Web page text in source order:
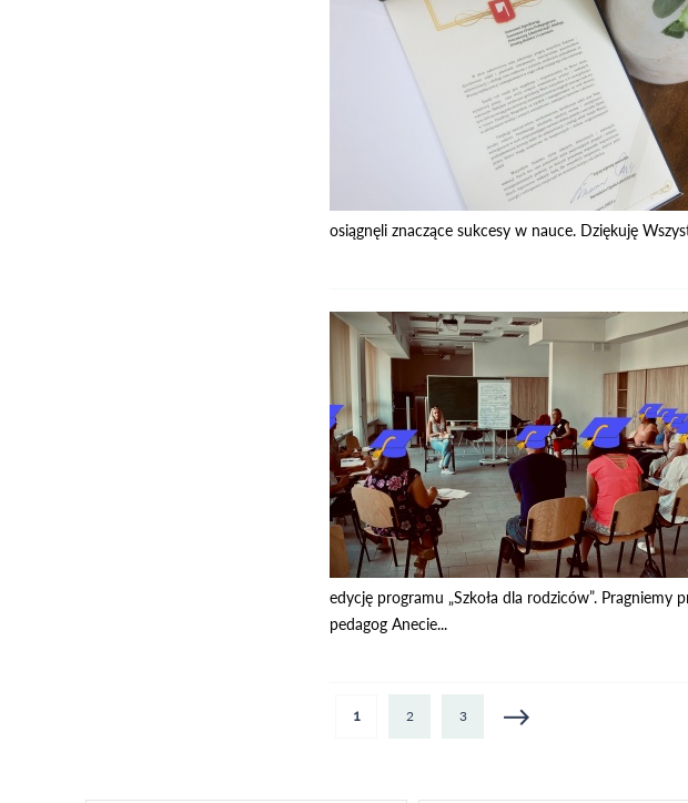
osiągnęli znaczące sukcesy w nauce. Dziękuję
edycję programu „Szkoła dla rodziców”.
pedagog Anecie...
Strony
1 2 3